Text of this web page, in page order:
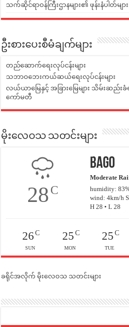
သက်ဆိုင်ရာဝန်ကြီးဌာနများ၏ ဖုန်းနံပါတ်များ
ဦးစားပေးစီမံချက်များ
တည်ဆောက်ရေးလုပ်ငန်းများ
သဘာဝဘေးကယ်ဆယ်ရေးလုပ်ငန်းများ
လယ်ယာမြေနှင့် အခြားမြေများ သိမ်းဆည်းခံ
ကော်မတီ
မိုးလေဝသ သတင်းများ
28C
Bago
Moderate
humidity:
wind: 4km/h
H 28 • L 28
26C
SUN
25C
MON
25 C
TUE
ခရိုင်အလိုက် မိုးလေဝသ သတင်းများ